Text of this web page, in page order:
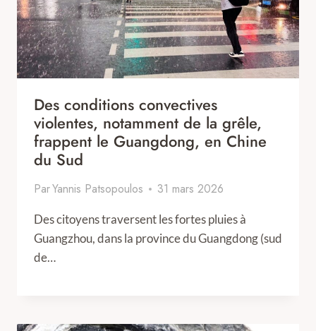
Des conditions convectives
violentes, notamment de la grêle,
frappent le Guangdong, en Chine
du Sud
ParYannis Patsopoulos 31 mars 2026
Des citoyens traversent les fortes pluies à
Guangzhou, dans la province du Guangdong (sud
de…